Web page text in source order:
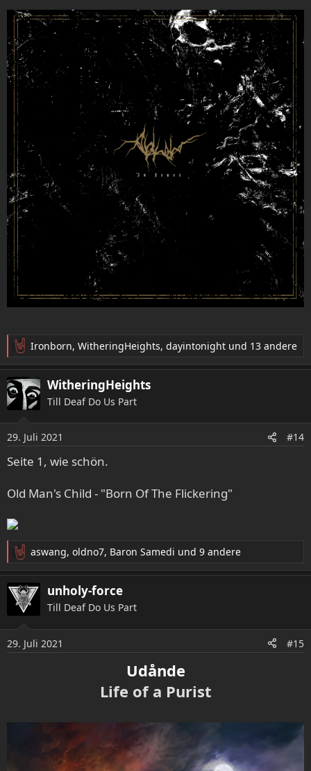
R
e
a
k
t
n
e
n
Ironborn, WitheringHeights, dayintonight und 13 andere
WitheringHeights
Till Deaf Do Us Part
29. Juli 2021 #14
Seite 1, wie schön.
Old Man's Child - "Born Of The Flickering"
R
e
a
k
n
aswang, oldno7, Baron Samedi und 9 andere
unholy-force
Till Deaf Do Us Part
29. Juli 2021 #15
Udånde
Life of a Purist